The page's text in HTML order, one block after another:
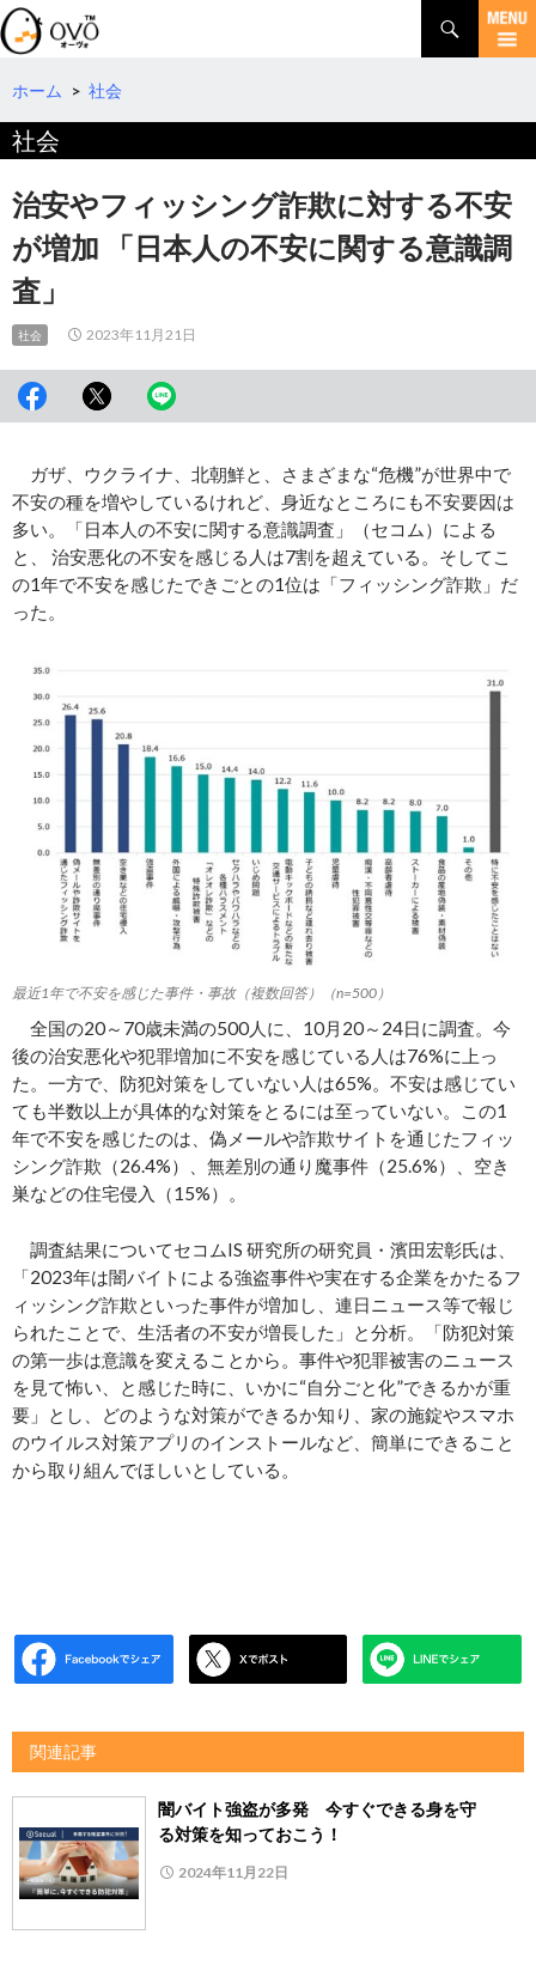
検
索
コ
テ
ツ
へ
移
動
ホーム > 社会
社会
治安やフィッシング詐欺に対する不安
が増加 「日本人の不安に関する意識調
査」
社会 2023年11月21日
ガザ、ウクライナ、北朝鮮と、さまざまな“危機”が世界中で
不安の種を増やしているけれど、身近なところにも不安要因は
多い。「日本人の不安に関する意識調査」（セコム）による
と、 治安悪化の不安を感じる人は7割を超えている。そしてこ
の1年で不安を感じたできごとの1位は「フィッシング詐欺」だ
った。
最近1年で不安を感じた事件・事故（複数回答）（n=500）
全国の20～70歳未満の500人に、10月20～24日に調査。今
後の治安悪化や犯罪増加に不安を感じている人は76%に上っ
た。一方で、防犯対策をしていない人は65%。不安は感じてい
ても半数以上が具体的な対策をとるには至っていない。この1
年で不安を感じたのは、偽メールや詐欺サイトを通じたフィッ
シング詐欺（26.4%）、無差別の通り魔事件（25.6%）、空き
巣などの住宅侵入（15%）。
調査結果についてセコムIS 研究所の研究員・濱田宏彰氏は、
「2023年は闇バイトによる強盗事件や実在する企業をかたるフ
ィッシング詐欺といった事件が増加し、連日ニュース等で報じ
られたことで、生活者の不安が増長した」と分析。「防犯対策
の第一歩は意識を変えることから。事件や犯罪被害のニュース
を見て怖い、と感じた時に、いかに“自分ごと化”できるかが重
要」とし、どのような対策ができるか知り、家の施錠やスマホ
のウイルス対策アプリのインストールなど、簡単にできること
から取り組んでほしいとしている。
関連記事
闇バイト強盗が多発 今すぐできる身を守
る対策を知っておこう！
2024年11月22日